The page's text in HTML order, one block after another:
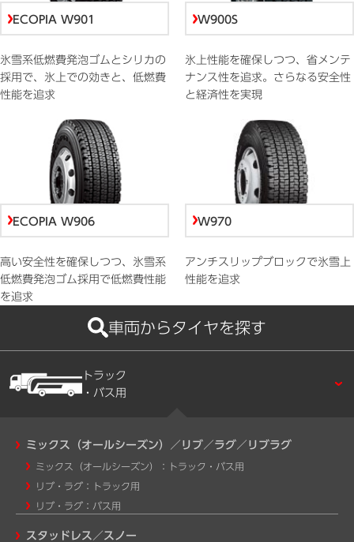
ECOPIA W901
氷雪系低燃費発泡ゴムとシリカの
採用で、氷上での効きと、低燃費
性能を追求
W900S
氷上性能を確保しつつ、省メンテ
ナンス性を追求。さらなる安全性
と経済性を実現
ECOPIA W906
高い安全性を確保しつつ、氷雪系
低燃費発泡ゴム採用で低燃費性能
を追求
W970
アンチスリップブロックで氷雪上
性能を追求
車両からタイヤを探す
トラック
・バス用
ミックス（オールシーズン）／リブ／ラグ／リブラグ
ミックス（オールシーズン）：トラック・バス用
リブ・ラグ：トラック用
リブ・ラグ：バス用
スタッドレス／スノー